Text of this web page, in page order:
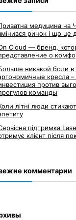
медицина на
ринок і що це
Cloud — бренд,
о
никакой боли
кресла –
против
команды
літні люди
підтримка
клієнт після
комментарии